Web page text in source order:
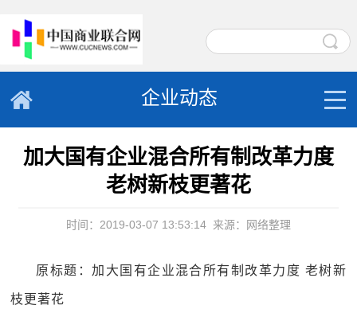
企业动态
加大国有企业混合所有制改革力度
老树新枝更著花
时间：2019-03-07 13:53:14 来源：网络整理
原标题：加大国有企业混合所有制改革力度 老树新
枝更著花